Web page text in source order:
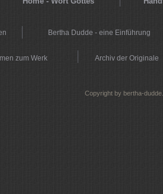
Bertha Dudde - eine Einführung
zum Werk Archiv der Originale
Copyright by bertha-